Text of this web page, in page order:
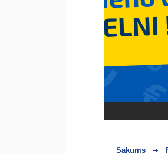
Sākums